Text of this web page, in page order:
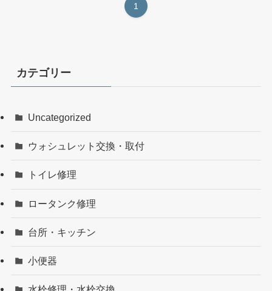
1
カテゴリー
Uncategorized
ウォシュレット交換・取付
トイレ修理
ロータンク修理
台所・キッチン
小便器